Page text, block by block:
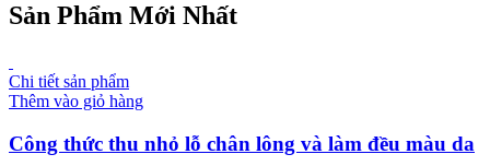
Sản Phẩm Mới Nhất
Chi tiết sản phẩm
Thêm vào giỏ hàng
Công thức thu nhỏ lỗ chân lông và làm đều màu da